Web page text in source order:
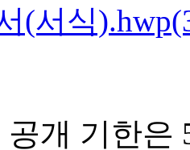
(서식
개 기한은